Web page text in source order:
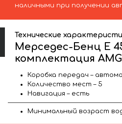
наличными при получении
Технические
Мерседес-Бенц E
комплектация
Коробка передач –
Количество мест – 5
Навигация – есть
Минимальный возраст